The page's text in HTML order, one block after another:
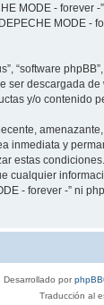
MODE -
MODE
“software
ser descargada de
y/o contenido
inmediata y
- forever -” ni
Desarrollado porphpBB
Traducción al